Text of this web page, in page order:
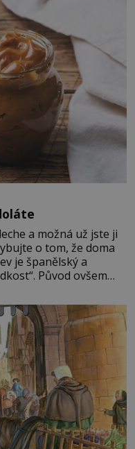
Terra Australis
Do jisté míry to
[…]
a možná už jste ji
o tom, že doma
je španělský a
Původ ovšem
zemí a k tomu